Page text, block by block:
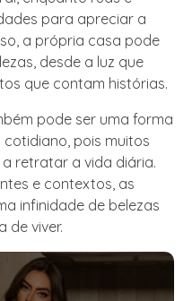
para apreciar a
a própria casa pode
desde a luz que
que contam histórias.
pode ser uma forma
pois muitos
retratar a vida diária.
e contextos, as
infinidade de belezas
de viver.